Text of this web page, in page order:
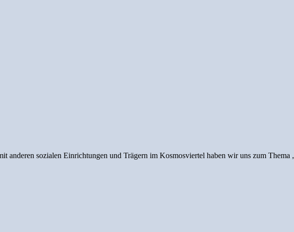
anderen sozialen Einrichtungen und Trägern im Kosmosviertel haben wir uns zum Thema